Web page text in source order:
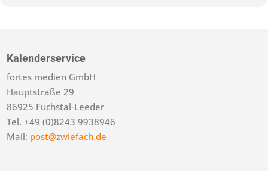
Kalenderservice
fortes medien GmbH
Hauptstraße 29
86925 Fuchstal-Leeder
Tel. +49 (0)8243 9938946
Mail: post@zwiefach.de